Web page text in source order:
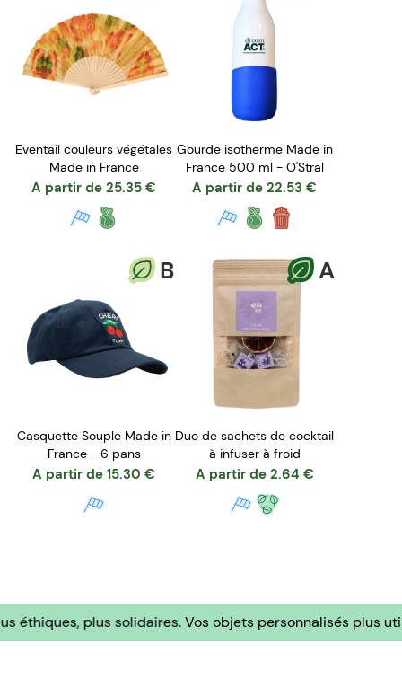
Eventail couleurs végétales
Made in France
A partir de 25.35 €
Gourde isotherme Made in
France 500 ml - O'Stral
A partir de 22.53 €
B
Casquette Souple Made in
France - 6 pans
A partir de 15.30 €
A
Duo de sachets de cocktail
à infuser à froid
A partir de 2.64 €
plus solidaires.Vos objets personnalisés plus utiles,